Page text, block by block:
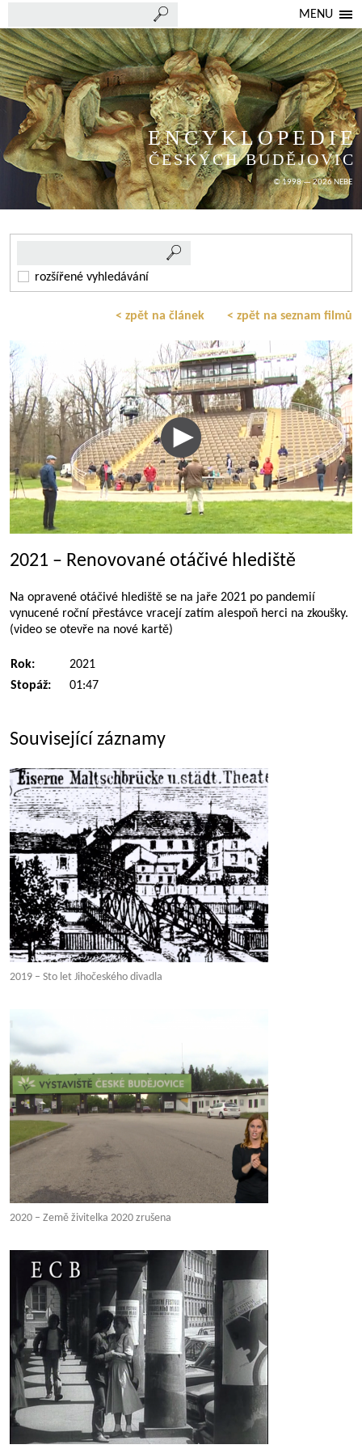
MENU
ENCYKLOPEDIE
ČESKÝCH BUDĚJOVIC
© 1998 — 2026 NEBE
rozšířené vyhledávání
< zpět na článek < zpět na seznam filmů
2021 – Renovované otáčivé hlediště
Na opravené otáčivé hlediště se na jaře 2021 po pandemií
vynucené roční přestávce vracejí zatím alespoň herci na zkoušky.
(video se otevře na nové kartě)
Rok:
2021
Stopáž:
01:47
Související záznamy
2019 – Sto let Jihočeského divadla
2020 – Země živitelka 2020 zrušena